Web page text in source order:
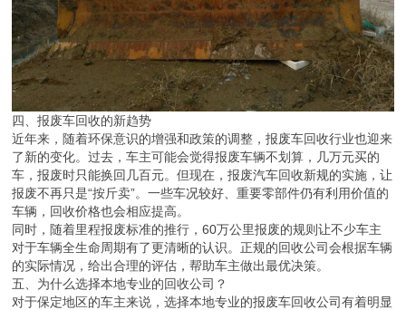
四、报废车回收的新趋势
近年来，随着环保意识的增强和政策的调整，报废车回收行业也迎来
了新的变化。过去，车主可能会觉得报废车辆不划算，几万元买的
车，报废时只能换回几百元。但现在，报废汽车回收新规的实施，让
报废不再只是“按斤卖”。一些车况较好、重要零部件仍有利用价值的
车辆，回收价格也会相应提高。
同时，随着里程报废标准的推行，60万公里报废的规则让不少车主
对于车辆全生命周期有了更清晰的认识。正规的回收公司会根据车辆
的实际情况，给出合理的评估，帮助车主做出最优决策。
五、为什么选择本地专业的回收公司？
对于保定地区的车主来说，选择本地专业的报废车回收公司有着明显